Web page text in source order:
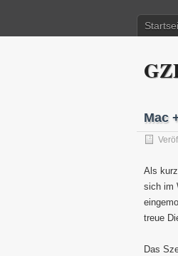
Mac
Als
sich im
treue
Das